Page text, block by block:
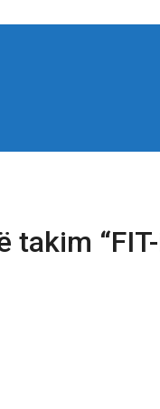
takim